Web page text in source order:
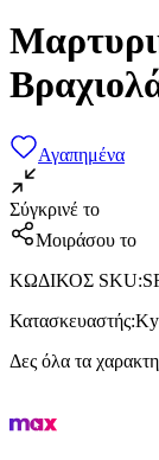
Αγαπημένα
Σύγκρινέ το
Μοιράσου το
ΚΩΔΙΚΟΣ SKU:
Κατασκευαστής:
Δες όλα τα